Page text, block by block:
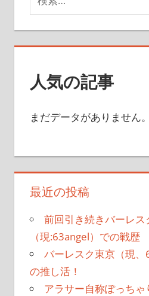
索
対
象:
人気の記事
まだデータがありません。
最近の投稿
前回引き続きバーレス
（現:63angel）での戦歴
バーレスク東京（現
の推し活！
アラサー自称ぽっち